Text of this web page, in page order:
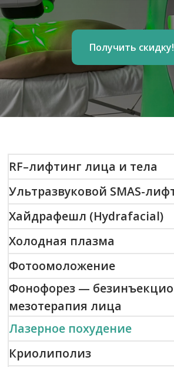
Получить скидку!
Лазерное похудение
клинике Новая Эра!
Холодный лазерный липолиз —
процедура, способствующая
расщеплению жировой клетчатки и
устранению проблемных зон. С помощью
лазера методика позволяет привести тело
в нужную форму.
RF–лифтинг лица и тела
Ультразвуковой SMAS-лифтинг
Фотоомоложение
Фонофорез — безинъекционная
мезотерапия лица
LPG-массаж
Хайдрафешл (Hydrafacial)
Холодная плазма